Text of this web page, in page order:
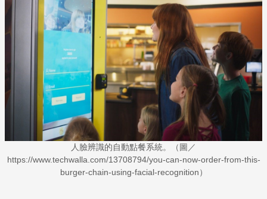
人臉辨識的自動點餐系統。（圖／
https://www.techwalla.com/13708794/you-can-now-order-from-this-
burger-chain-using-facial-recognition）